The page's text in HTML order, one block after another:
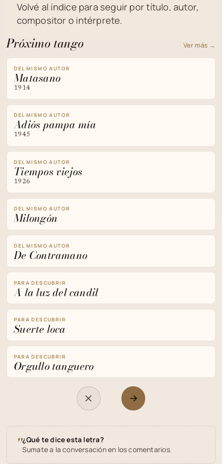
Volvé al índice para seguir por título, autor,
compositor o intérprete.
Próximo tango Ver más →
DEL MISMO AUTOR
Matasano
1914
DEL MISMO AUTOR
Adiós pampa mía
1945
DEL MISMO AUTOR
Tiempos viejos
1926
DEL MISMO AUTOR
Milongón
DEL MISMO AUTOR
De Contramano
PARA DESCUBRIR
A la luz del candil
PARA DESCUBRIR
Suerte loca
PARA DESCUBRIR
Orgullo tanguero
"¿Qué te dice esta letra?
Sumate a la conversación en los comentarios.